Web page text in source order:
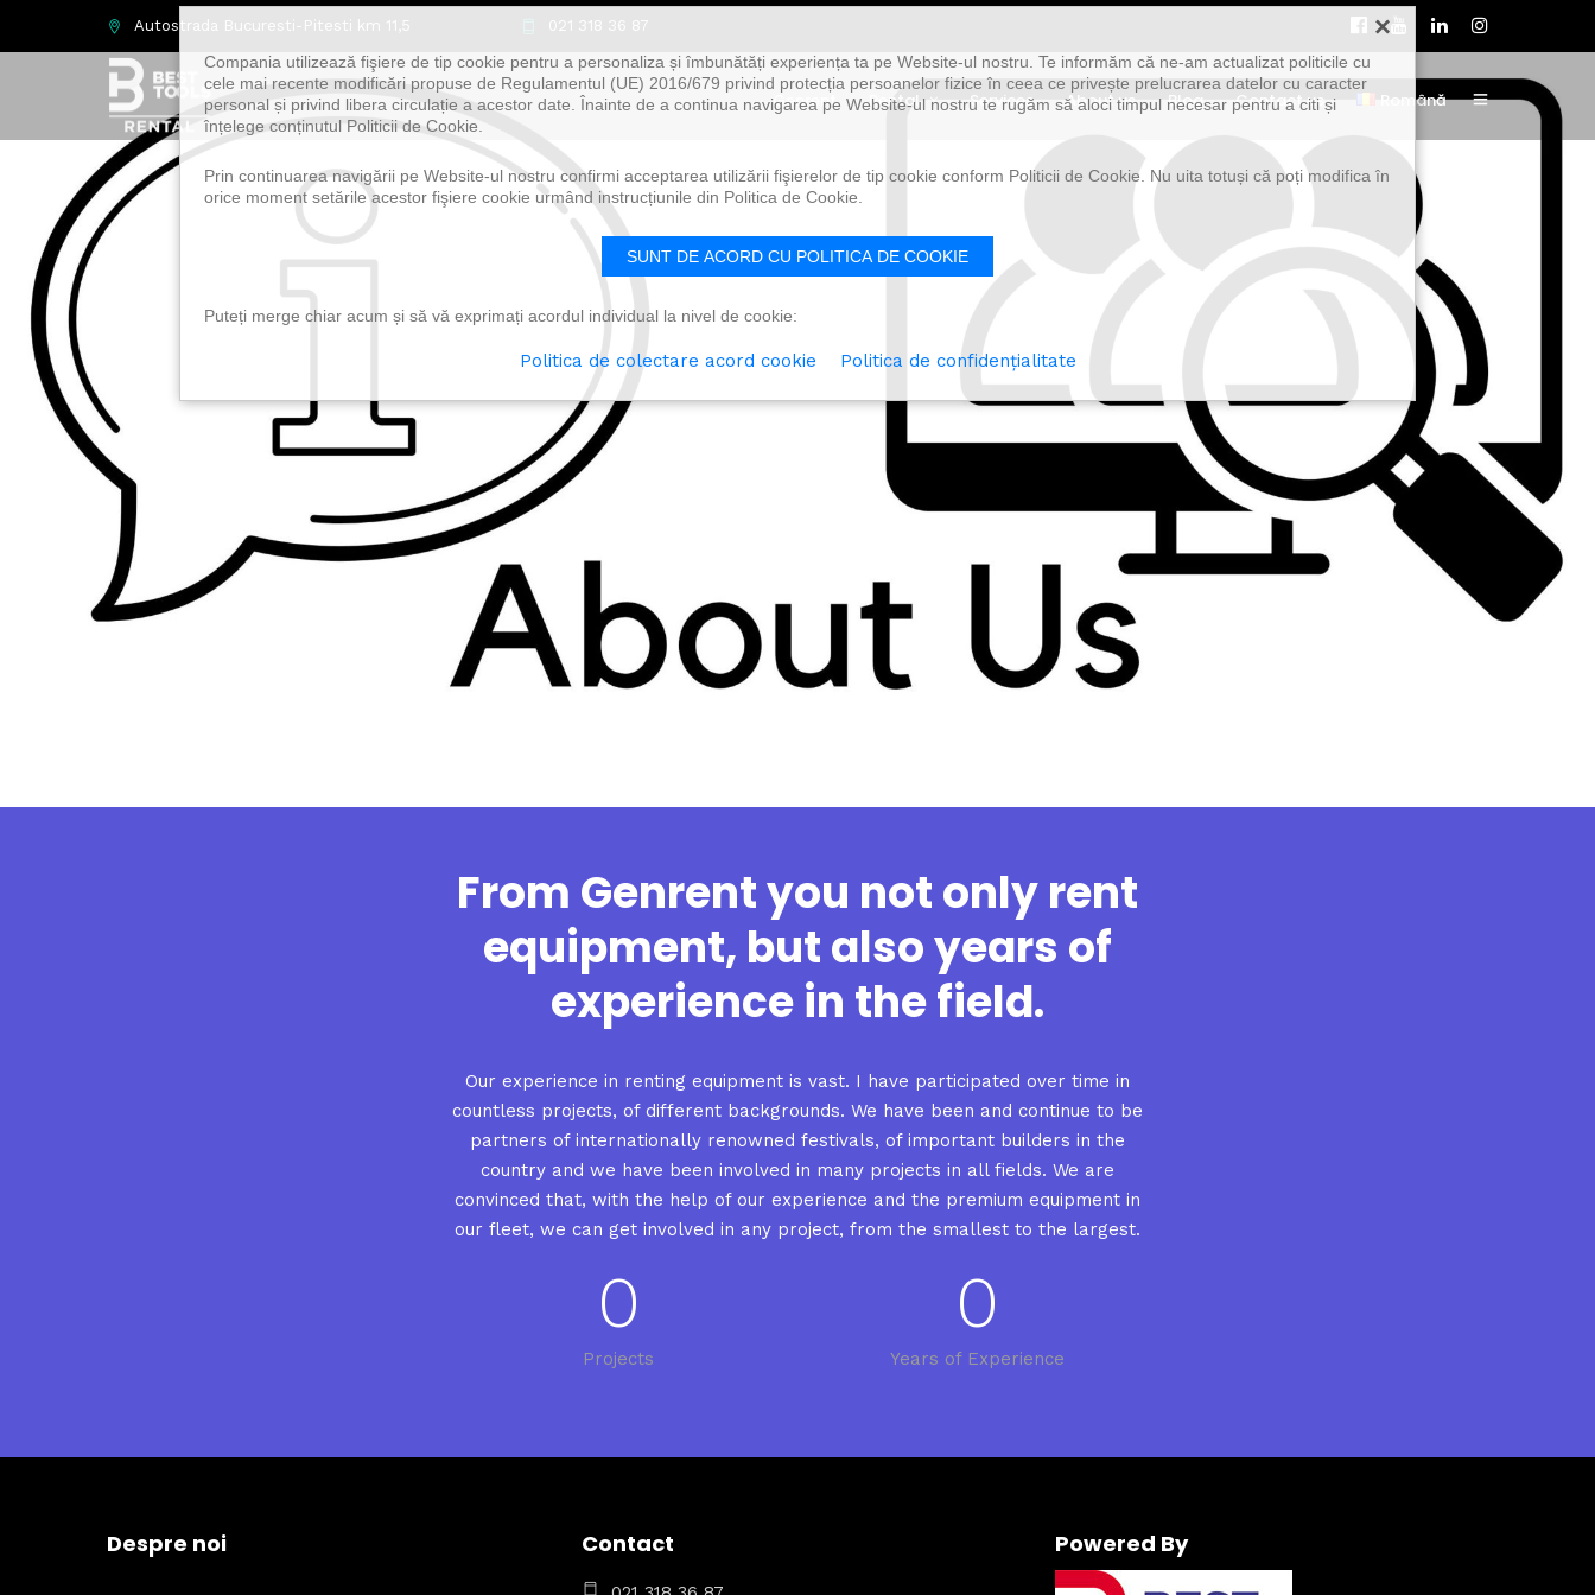
Autostrada Bucuresti-Pitesti km 11,5 021 318 36 87
Genrent Rental Services About us Blog Contact us Română
From Genrent you not only rent
equipment, but also years of
experience in the field.
Our experience in renting equipment is vast. I have participated over time in
countless projects, of different backgrounds. We have been and continue to be
partners of internationally renowned festivals, of important builders in the
country and we have been involved in many projects in all fields. We are
convinced that, with the help of our experience and the premium equipment in
our fleet, we can get involved in any project, from the smallest to the largest.
0
Projects
0
Years of Experience
Despre noi Contact Powered By
×
Compania utilizează fişiere de tip cookie pentru a personaliza și îmbunătăți experiența ta pe Website-ul nostru. Te informăm că ne-am actualizat politicile cu
cele mai recente modificări propuse de Regulamentul (UE) 2016/679 privind protecția persoanelor fizice în ceea ce privește prelucrarea datelor cu caracter
personal și privind libera circulație a acestor date. Înainte de a continua navigarea pe Website-ul nostru te rugăm să aloci timpul necesar pentru a citi și
înțelege conținutul Politicii de Cookie.
Prin continuarea navigării pe Website-ul nostru confirmi acceptarea utilizării fişierelor de tip cookie conform Politicii de Cookie. Nu uita totuși că poți modifica în
orice moment setările acestor fişiere cookie urmând instrucțiunile din Politica de Cookie.
SUNT DE ACORD CU POLITICA DE COOKIE
Puteți merge chiar acum și să vă exprimați acordul individual la nivel de cookie:
Politica de colectare acord cookie Politica de confidențialitate